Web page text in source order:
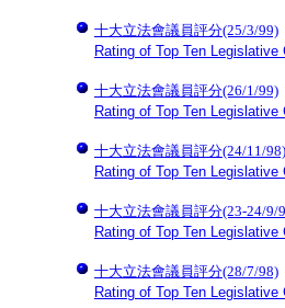
十大立法會議員評分(25/3/99)
Rating of Top Ten Legislative
十大立法會議員評分(26/1/99)
Rating of Top Ten Legislative
十大立法會議員評分(24/11/98)
Rating of Top Ten Legislative
十大立法會議員評分(23-24/9/
Rating of Top Ten Legislative
十大立法會議員評分(28/7/98)
Rating of Top Ten Legislative